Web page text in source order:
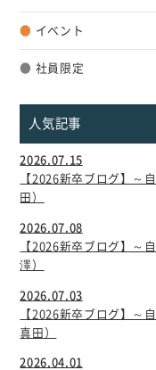
● イベント
● 社員限定
人気記事
2026.07.15
【2026新卒ブログ】～
田）
2026.07.08
【2026新卒ブログ】～
澤）
2026.07.03
【2026新卒ブログ】～
真田）
2026.04.01